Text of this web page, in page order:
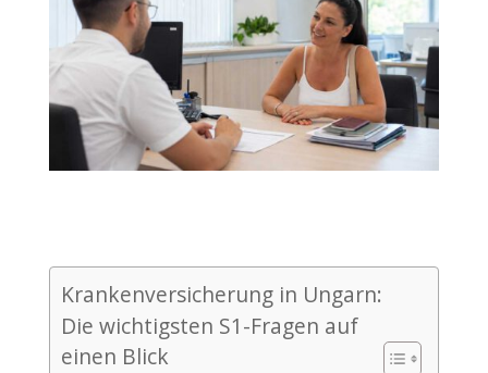
Krankenversicherung in Ungarn:
Die wichtigsten S1-Fragen auf
einen Blick